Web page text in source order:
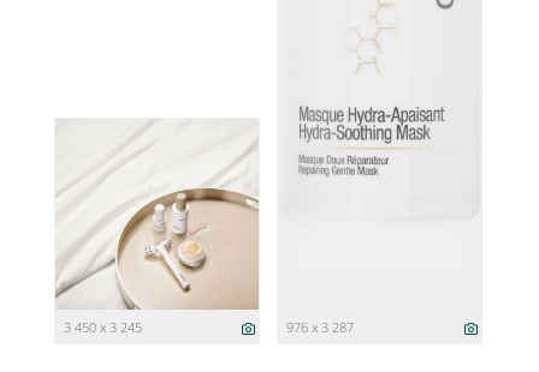
3 450 x 3 245 976 x 3 287